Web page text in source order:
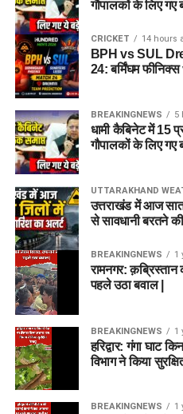
गौपालकों के लिए
CRICKET 14 hours
BPH vs SUL
24: बर्मिंघम
BREAKINGNEWS 5
धामी कैबिनेट में 15
गौपालकों के लिए
UTTARAKHAND
उत्तराखंड में आज सात
से सावधानी बरतने
BREAKINGNEWS 1
रामनगर:
पहले उठा बवाल |
BREAKINGNEWS 1
हरिद्वार: गंगा घाट
विभाग ने किया
BREAKINGNEWS 1